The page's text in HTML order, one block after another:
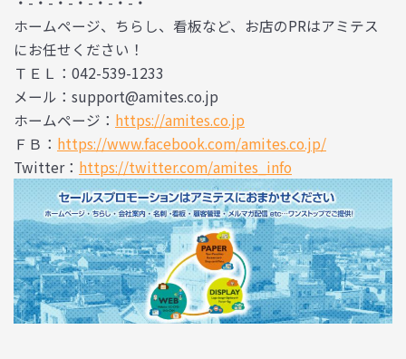
ホームページ、ちらし、看板など、お店のPRはアミテス
にお任せください！
ＴＥＬ：042-539-1233
メール：support@amites.co.jp
ホームページ： https://amites.co.jp
ＦＢ： https://www.facebook.com/amites.co.jp/
Twitter： https://twitter.com/amites_info